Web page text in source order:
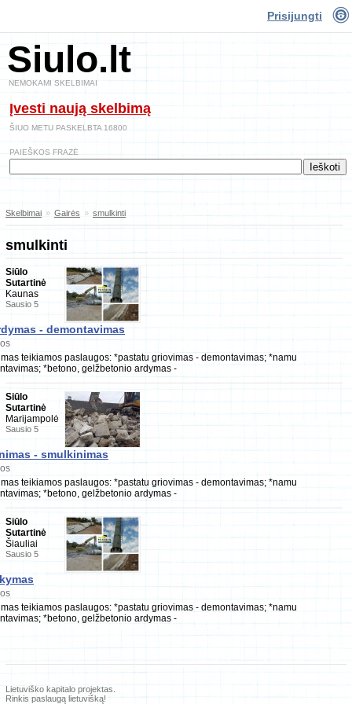
Prisijungti
Siulo.lt
NEMOKAMI SKELBIMAI
Įvesti naują skelbimą
ŠIUO METU PASKELBTA 16800
PAIEŠKOS FRAZĖ
Skelbimai » Gairės » smulkinti
smulkinti
Siūlo
Sutartinė
Kaunas
Sausio 5
- demontavimas
teikiamos paslaugos: *pastatu griovimas - demontavimas; *namu
*betono, gelžbetonio ardymas -
Siūlo
Sutartinė
Marijampolė
Sausio 5
- smulkinimas
teikiamos paslaugos: *pastatu griovimas - demontavimas; *namu
*betono, gelžbetonio ardymas -
Siūlo
Sutartinė
Šiauliai
Sausio 5
teikiamos paslaugos: *pastatu griovimas - demontavimas; *namu
*betono, gelžbetonio ardymas -
Lietuviško kapitalo projektas.
Rinkis paslaugą lietuvišką!